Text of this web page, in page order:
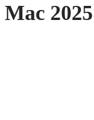
Mac 2025